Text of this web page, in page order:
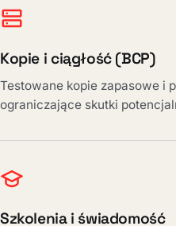
Kopie i ciągłość (BCP)
Testowane kopie zapasowe i
ograniczające skutki
Szkolenia i świadomość